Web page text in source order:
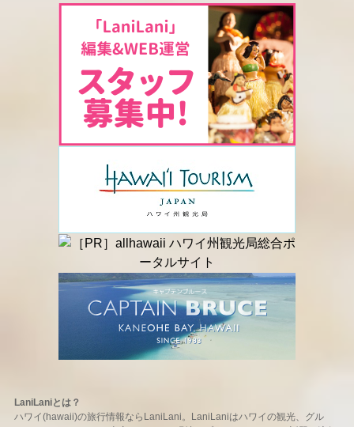
LaniLaniとは？
ハワイ(hawaii)の旅行情報ならLaniLani。LaniLaniはハワイの観光、グル